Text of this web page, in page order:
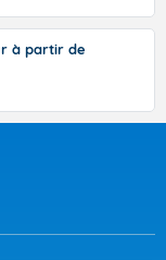
à partir de